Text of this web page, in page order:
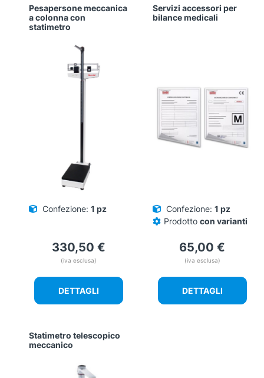
Pesapersone meccanica
a colonna con
statimetro
Confezione: 1 pz
330,50 €
(iva esclusa)
DETTAGLI
Servizi accessori per
bilance medicali
Confezione: 1 pz
Prodotto con varianti
65,00 €
(iva esclusa)
DETTAGLI
Statimetro telescopico
meccanico